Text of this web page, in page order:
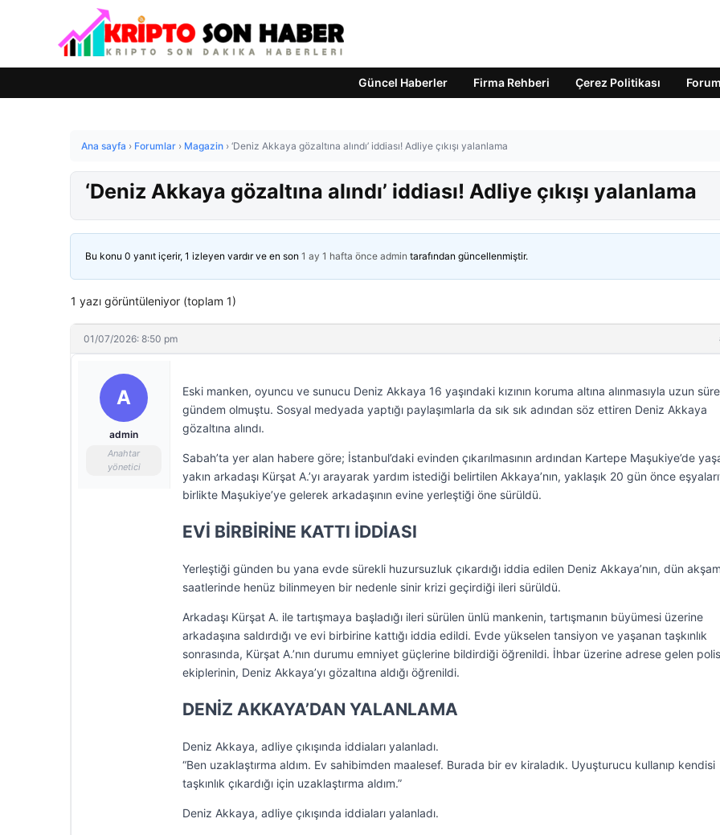
Güncel Haberler Firma Rehberi Çerez Politikası Forum
Ana sayfa › Forumlar › Magazin › ‘Deniz Akkaya gözaltına alındı’ iddiası! Adliye çıkışı yalanlama
‘Deniz Akkaya gözaltına alındı’ iddiası! Adliye çıkışı yalanlama
Bu konu 0 yanıt içerir, 1 izleyen vardır ve en son 1 ay 1 hafta önce admin tarafından güncellenmiştir.
1 yazı görüntüleniyor (toplam 1)
01/07/2026: 8:50 pm
A
admin
Anahtar
yönetici
Eski manken, oyuncu ve sunucu Deniz Akkaya 16 yaşındaki kızının koruma altına alınmasıyla uzun süre
gündem olmuştu. Sosyal medyada yaptığı paylaşımlarla da sık sık adından söz ettiren Deniz Akkaya
gözaltına alındı.
Sabah’ta yer alan habere göre; İstanbul’daki evinden çıkarılmasının ardından Kartepe Maşukiye’de
yakın arkadaşı Kürşat A.’yı arayarak yardım istediği belirtilen Akkaya’nın, yaklaşık 20 gün önce
birlikte Maşukiye’ye gelerek arkadaşının evine yerleştiği öne sürüldü.
EVİ BİRBİRİNE KATTI İDDİASI
Yerleştiği günden bu yana evde sürekli huzursuzluk çıkardığı iddia edilen Deniz Akkaya’nın, dün akşam
saatlerinde henüz bilinmeyen bir nedenle sinir krizi geçirdiği ileri sürüldü.
Arkadaşı Kürşat A. ile tartışmaya başladığı ileri sürülen ünlü mankenin, tartışmanın büyümesi üzerine
arkadaşına saldırdığı ve evi birbirine kattığı iddia edildi. Evde yükselen tansiyon ve yaşanan taşkınlık
sonrasında, Kürşat A.’nın durumu emniyet güçlerine bildirdiği öğrenildi. İhbar üzerine adrese gelen polis
ekiplerinin, Deniz Akkaya’yı gözaltına aldığı öğrenildi.
DENİZ AKKAYA’DAN YALANLAMA
Deniz Akkaya, adliye çıkışında iddiaları yalanladı.
“Ben uzaklaştırma aldım. Ev sahibimden maalesef. Burada bir ev kiraladık. Uyuşturucu kullanıp kendisi
taşkınlık çıkardığı için uzaklaştırma aldım.”
Deniz Akkaya, adliye çıkışında iddiaları yalanladı.